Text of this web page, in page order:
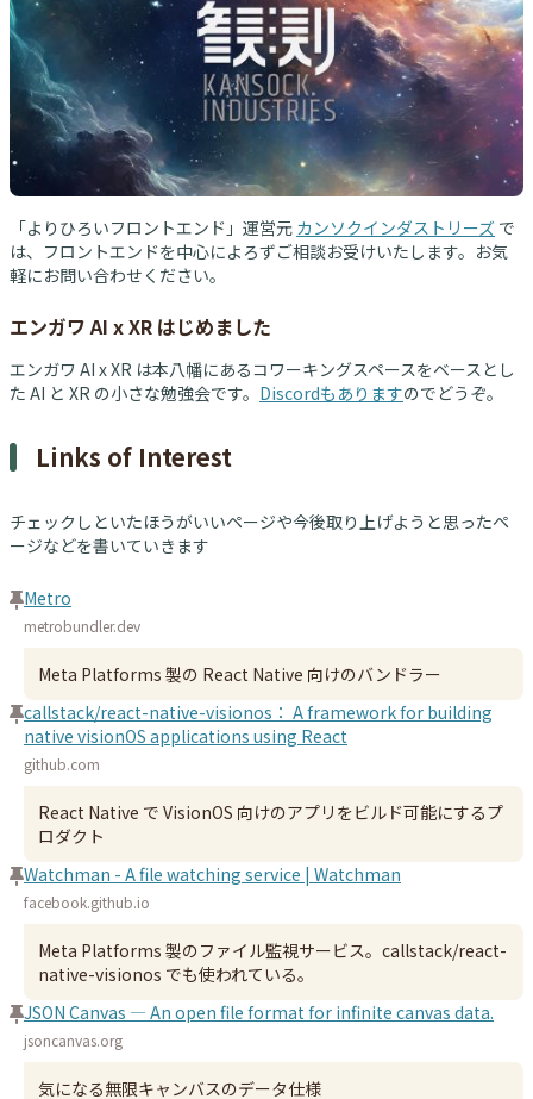
「よりひろいフロントエンド」運営元 カンソクインダストリーズ で
は、フロントエンドを中心によろずご相談お受けいたします。お気
軽にお問い合わせください。
エンガワ AI x XR はじめました
エンガワ AI x XR は本八幡にあるコワーキングスペースをベースとし
た AI と XR の小さな勉強会です。 Discordもありますのでどうぞ。
Links of Interest
チェックしといたほうがいいページや今後取り上げようと思ったペ
ージなどを書いていきます
Metro
metrobundler.dev
Meta Platforms 製の React Native 向けのバンドラー
callstack/react-native-visionos： A framework for building
native visionOS applications using React
github.com
React Native で VisionOS 向けのアプリをビルド可能にするプ
ロダクト
Watchman - A file watching service | Watchman
facebook.github.io
Meta Platforms 製のファイル監視サービス。callstack/react-
native-visionos でも使われている。
JSON Canvas — An open file format for infinite canvas data.
jsoncanvas.org
気になる無限キャンバスのデータ仕様